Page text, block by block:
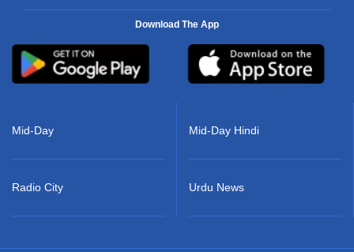
Download The App
Mid-Day
Radio City
Mid-Day Hindi
Urdu News